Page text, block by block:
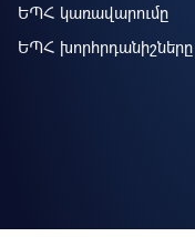
ԵՊՀ կառավարումը
ԵՊՀ խորհրդանիշները